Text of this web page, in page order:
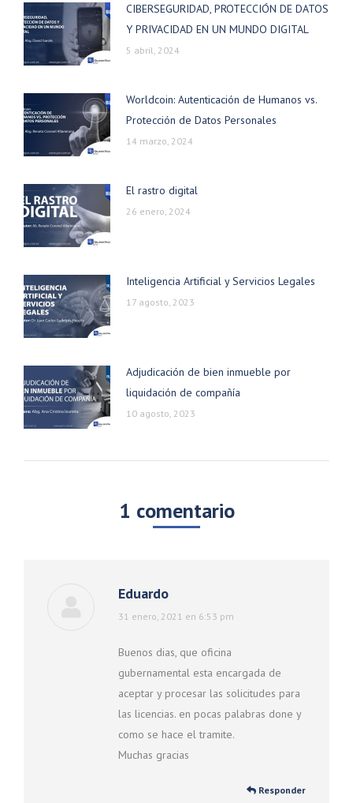
CIBERSEGURIDAD, PROTECCIÓN DE DATOS
Y PRIVACIDAD EN UN MUNDO DIGITAL
5 abril, 2024
Worldcoin: Autenticación de Humanos vs.
Protección de Datos Personales
14 marzo, 2024
El rastro digital
26 enero, 2024
Inteligencia Artificial y Servicios Legales
17 agosto, 2023
Adjudicación de bien inmueble por
liquidación de compañía
10 agosto, 2023
1 comentario
Eduardo
dice:
31 enero, 2021 en 6:53 pm
Buenos dias, que oficina
gubernamental esta encargada de
aceptar y procesar las solicitudes para
las licencias. en pocas palabras done y
como se hace el tramite.
Muchas gracias
Responder